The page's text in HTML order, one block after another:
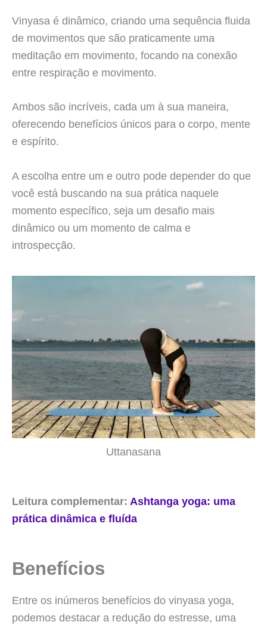
Vinyasa é dinâmico, criando uma sequência fluida
de movimentos que são praticamente uma
meditação em movimento, focando na conexão
entre respiração e movimento.
Ambos são incríveis, cada um à sua maneira,
oferecendo benefícios únicos para o corpo, mente
e espírito.
A escolha entre um e outro pode depender do que
você está buscando na sua prática naquele
momento específico, seja um desafio mais
dinâmico ou um momento de calma e
introspecção.
Uttanasana
Leitura complementar: Ashtanga yoga: uma
prática dinâmica e fluída
Benefícios
Entre os inúmeros benefícios do vinyasa yoga,
podemos destacar a redução do estresse, uma